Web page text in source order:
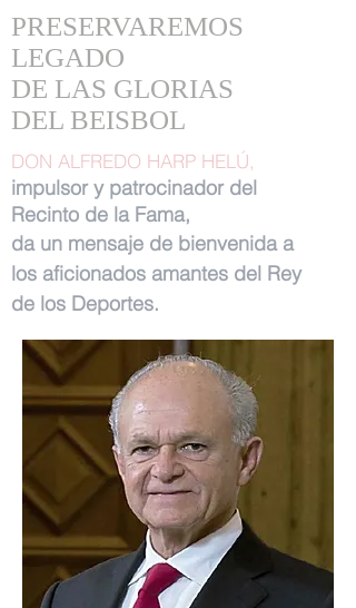
PRESERVAREMOS
LEGADO
DE LAS GLORIAS
DEL BEISBOL
DON ALFREDO HARP HELÚ,
impulsor y patrocinador del
Recinto de la Fama,
da un mensaje de bienvenida a
los aficionados amantes del Rey
de los Deportes.